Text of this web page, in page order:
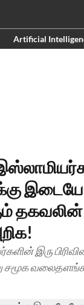
Artificial
தகவலின்
இரு